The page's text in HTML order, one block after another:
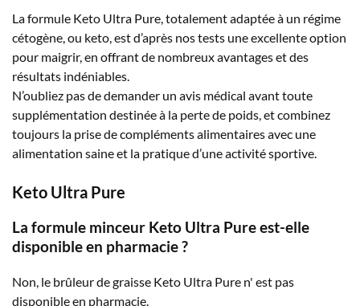
La formule Keto Ultra Pure, totalement adaptée à un régime
cétogène, ou keto, est d’après nos tests une excellente option
pour maigrir, en offrant de nombreux avantages et des
résultats indéniables.
N’oubliez pas de demander un avis médical avant toute
supplémentation destinée à la perte de poids, et combinez
toujours la prise de compléments alimentaires avec une
alimentation saine et la pratique d’une activité sportive.
Keto Ultra Pure
La formule minceur Keto Ultra Pure est-elle
disponible en pharmacie ?
Non, le brûleur de graisse Keto Ultra Pure n' est pas
disponible en pharmacie.